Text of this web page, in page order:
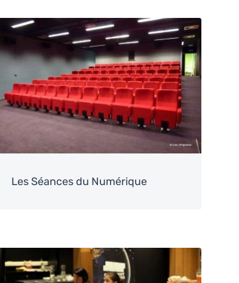
Image
Les Séances du Numérique
Image